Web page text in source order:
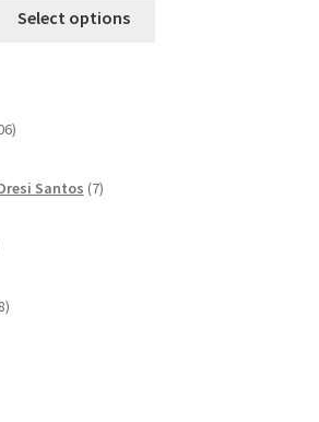
Select options
izdelkov
Santos 7izdelkov
izdelkov